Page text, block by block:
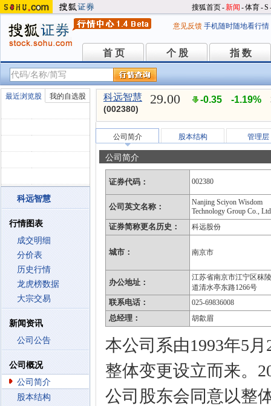
搜狐首页-新闻 -体育-S
意见反馈 手机随时随地看行情
首 页
首 页 个 股
个 股 指 数
指 数
最近浏览股 我的自选股
科远智慧
行情图表
成交明细
分价表
历史行情
龙虎榜数据
大宗交易
新闻资讯
公司公告
公司概况
公司简介
股本结构
科远智慧
(002380)
29.00 -0.35 -1.19%
公司简介 股本结构 管理层
公司简介
证券代码： 002380
公司英文名称：
Nanjing Sciyon Wisdom
Technology Group Co.,
证券简称更名历史： 科远股份
城市： 南京市
办公地址：
江苏省南京市江宁区秣
道清水亭东路1266号
联系电话： 025-69836008
总经理： 胡歙眉
本公司系由1993年5
整体变更设立而来。
公司股东会同意以整